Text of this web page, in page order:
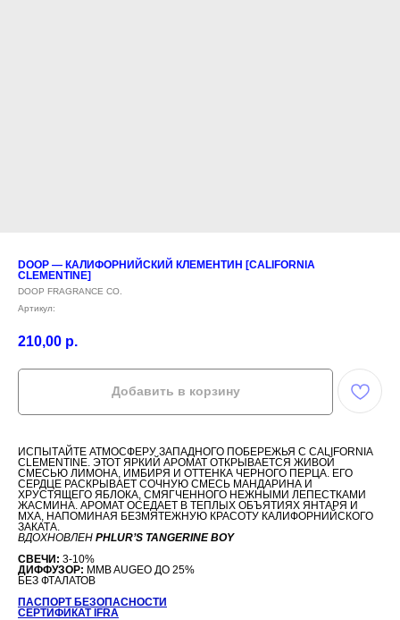
DOOP — КАЛИФОРНИЙСКИЙ КЛЕМЕНТИН [CALIFORNIA
CLEMENTINE]
DOOP FRAGRANCE CO.
Артикул:
210,00 р.
Добавить в корзину
ИСПЫТАЙТЕ АТМОСФЕРУ ЗАПАДНОГО ПОБЕРЕЖЬЯ С CALIFORNIA
CLEMENTINE. ЭТОТ ЯРКИЙ АРОМАТ ОТКРЫВАЕТСЯ ЖИВОЙ
СМЕСЬЮ ЛИМОНА, ИМБИРЯ И ОТТЕНКА ЧЕРНОГО ПЕРЦА. ЕГО
СЕРДЦЕ РАСКРЫВАЕТ СОЧНУЮ СМЕСЬ МАНДАРИНА И
ХРУСТЯЩЕГО ЯБЛОКА, СМЯГЧЕННОГО НЕЖНЫМИ ЛЕПЕСТКАМИ
ЖАСМИНА. АРОМАТ ОСЕДАЕТ В ТЕПЛЫХ ОБЪЯТИЯХ ЯНТАРЯ И
МХА, НАПОМИНАЯ БЕЗМЯТЕЖНУЮ КРАСОТУ КАЛИФОРНИЙСКОГО
ЗАКАТА.
ВДОХНОВЛЕН PHLUR’S TANGERINE BOY
СВЕЧИ: 3-10%
ДИФФУЗОР: MMB AUGEO ДО 25%
БЕЗ ФТАЛАТОВ
ПАСПОРТ БЕЗОПАСНОСТИ
СЕРТИФИКАТ IFRA